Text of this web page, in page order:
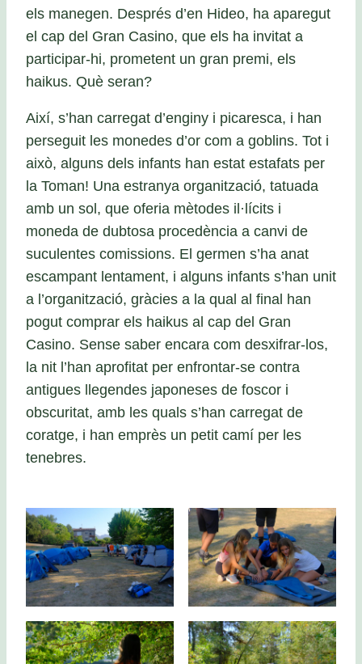
els manegen. Després d’en Hideo, ha aparegut
el cap del Gran Casino, que els ha invitat a
participar-hi, prometent un gran premi, els
haikus. Què seran?
Així, s’han carregat d’enginy i picaresca, i han
perseguit les monedes d’or com a goblins. Tot i
això, alguns dels infants han estat estafats per
la Toman! Una estranya organització, tatuada
amb un sol, que oferia mètodes il·lícits i
moneda de dubtosa procedència a canvi de
suculentes comissions. El germen s’ha anat
escampant lentament, i alguns infants s’han unit
a l’organització, gràcies a la qual al final han
pogut comprar els haikus al cap del Gran
Casino. Sense saber encara com desxifrar-los,
la nit l’han aprofitat per enfrontar-se contra
antigues llegendes japoneses de foscor i
obscuritat, amb les quals s’han carregat de
coratge, i han emprès un petit camí per les
tenebres.